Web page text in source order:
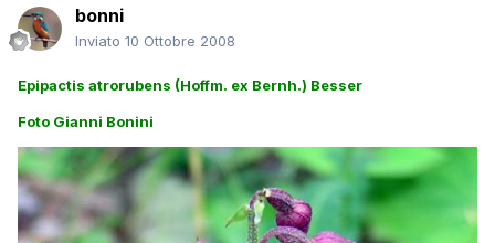
bonni
Inviato 10 Ottobre 2008
Epipactis atrorubens (Hoffm. ex Bernh.) Besser
Foto Gianni Bonini